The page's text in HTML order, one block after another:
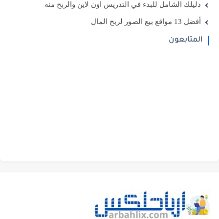
دليلك الشامل للبدء في التدريس اون لاين والربح منه
أفضل 13 مواقع بيع الصور لربح المال
المتابعون